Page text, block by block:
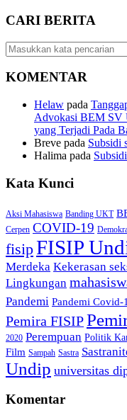
CARI BERITA
KOMENTAR
Helaw pada
Advokasi BEM SV
yang Terjadi Pada
Breve pada Subsidi
Halima pada
Kata Kunci
Aksi Mahasiswa Banding UKT
Cerpen COVID-19
fisipFISIP
Merdeka Kekerasan
Lingkungan
Pandemi Pandemi Covid-
Pemira FISIP
2020 Perempuan Politik
Film Sampah Sastra
Undip universitas
Komentar